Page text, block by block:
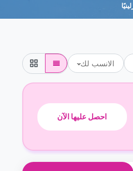
الانسب لك
احصل عليها الآن